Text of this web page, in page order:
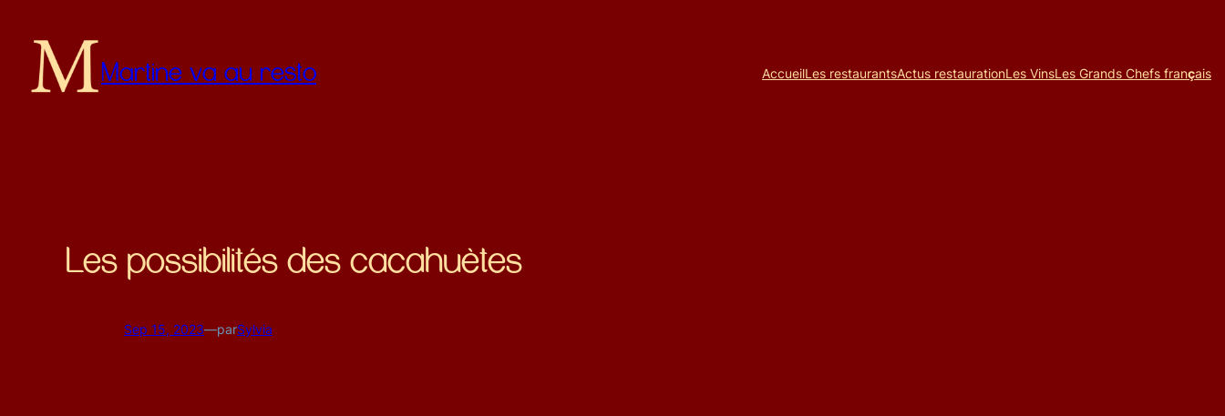
Martine va au resto AccueilLes restaurantsActus restaurationLes VinsLes Grands Chefs français
Les possibilités des cacahuètes
Sep 15, 2023—parSylvia